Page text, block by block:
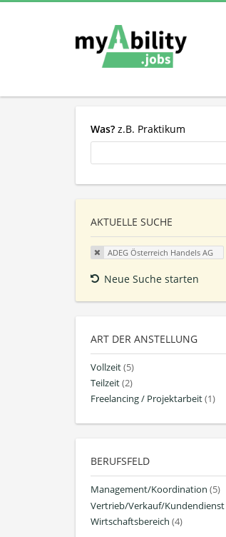
Was? z.B. Praktikum
AKTUELLE SUCHE
ADEG Österreich Handels AG
Neue Suche starten
ART DER ANSTELLUNG
Vollzeit(5)
Teilzeit(2)
Freelancing / Projektarbeit(1)
BERUFSFELD
Management/Koordination (5)
Vertrieb/Verkauf/Kundendienst
Wirtschaftsbereich (4)